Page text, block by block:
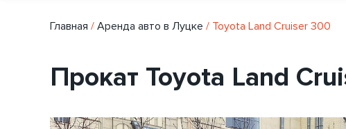
Главная / Аренда авто в Луцке / Toyota Land Cruiser 300
Прокат Toyota Land